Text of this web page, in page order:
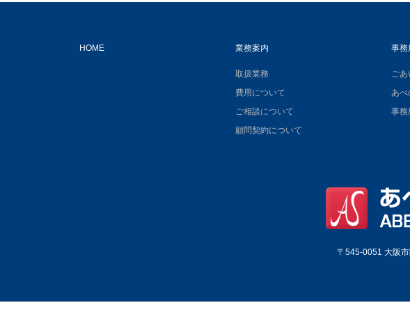
HOME 業務案内
取扱業務
費用について
ご相談について
顧問契約について
事務
ごあ
あべ
事務
〒545-0051 大阪